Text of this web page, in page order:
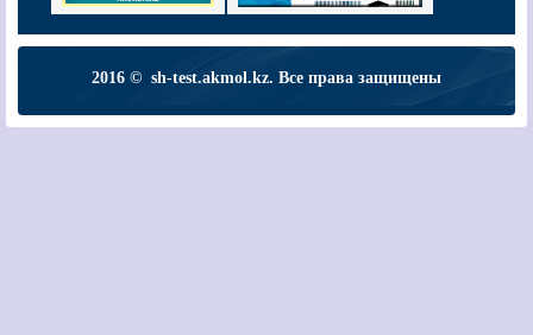
2016 © sh-test.akmol.kz. Все права защищены